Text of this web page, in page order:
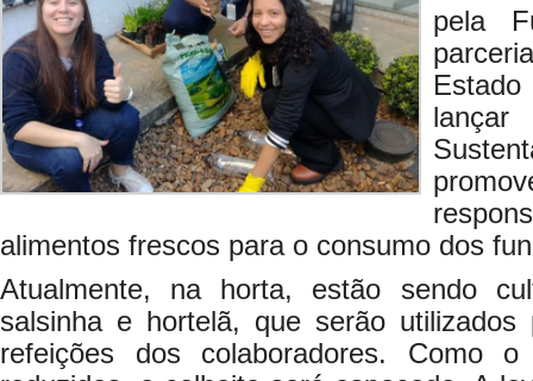
pela
alimentos frescos para o consumo dos
Atualmente, na horta, estão sendo
salsinha e hortelã, que serão
refeições dos colaboradores. Como